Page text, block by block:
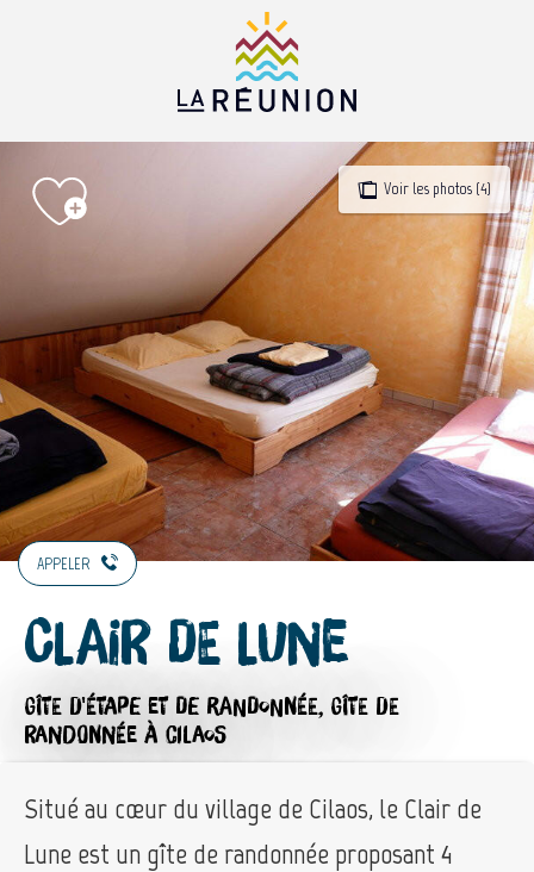
Voir les photos (4)
APPELER
Clair de Lune
GÎTE D'ÉTAPE ET DE RANDONNÉE, GÎTE DE
RANDONNÉE À CILAOS
Situé au cœur du village de Cilaos, le Clair de
Lune est un gîte de randonnée proposant 4